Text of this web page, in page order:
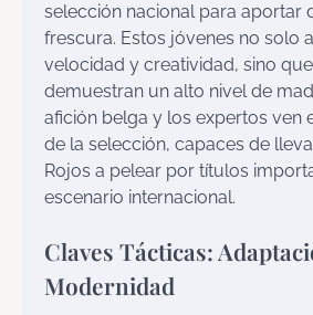
selección nacional para aportar
frescura. Estos jóvenes no solo
velocidad y creatividad, sino
demuestran un alto nivel de
afición belga y los expertos ven
de la selección, capaces de
Rojos a pelear por títulos
escenario internacional.
Claves Tácticas:
Modernidad